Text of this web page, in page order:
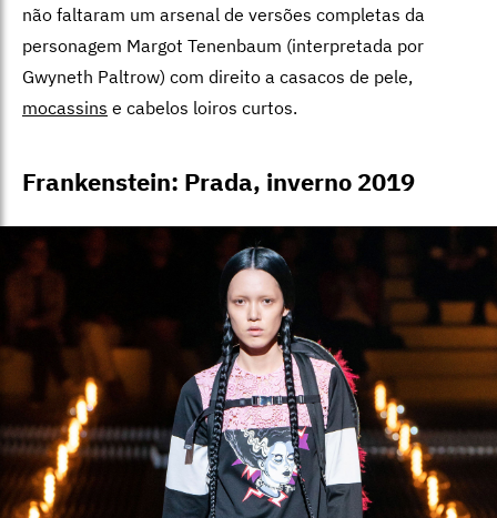
não faltaram um arsenal de versões completas da
personagem Margot Tenenbaum (interpretada por
Gwyneth Paltrow) com direito a casacos de pele,
mocassins e cabelos loiros curtos.
Frankenstein: Prada, inverno 2019